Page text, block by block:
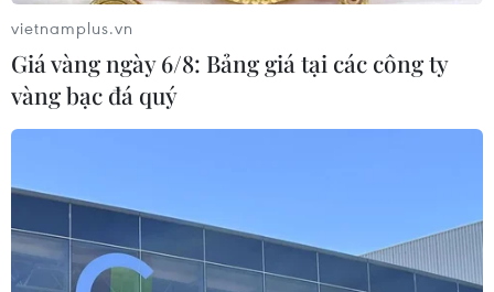
Phát hiện cá voi nhà táng biết "đỡ đẻ"
Nam Phi lần đầu thực hiện thủ thuật
vietnamplus.vn
Giá vàng ngày 6/8: Bảng giá tại các công ty
vàng bạc đá quý